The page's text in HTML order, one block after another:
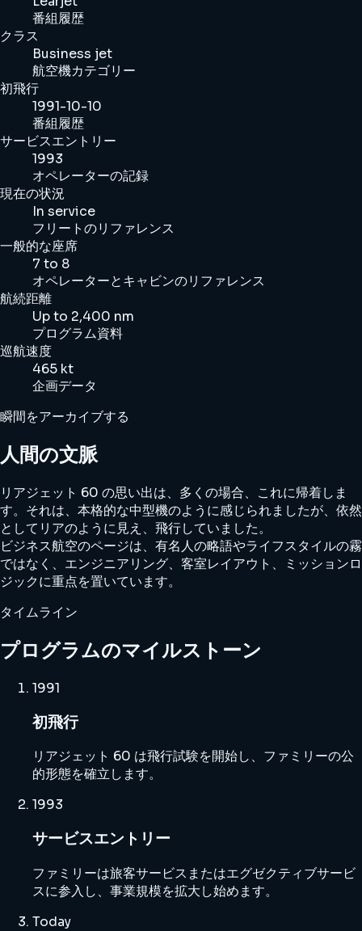
番組履歴
クラス
Business jet
航空機カテゴリー
初飛行
1991-10-10
番組履歴
サービスエントリー
1993
オペレーターの記録
現在の状況
In service
フリートのリファレンス
一般的な座席
7 to 8
オペレーターとキャビンのリファレンス
航続距離
Up to 2,400 nm
プログラム資料
巡航速度
465 kt
企画データ
瞬間をアーカイブする
人間の文脈
リアジェット 60 の思い出は、多くの場合、これに帰着しま
す。それは、本格的な中型機のように感じられましたが、依然
としてリアのように見え、飛行していました。
ビジネス航空のページは、有名人の略語やライフスタイルの霧
ではなく、エンジニアリング、客室レイアウト、ミッションロ
ジックに重点を置いています。
タイムライン
プログラムのマイルストーン
1991
初飛行
リアジェット 60 は飛行試験を開始し、ファミリーの公
的形態を確立します。
1993
サービスエントリー
ファミリーは旅客サービスまたはエグゼクティブサービ
スに参入し、事業規模を拡大し始めます。
Today